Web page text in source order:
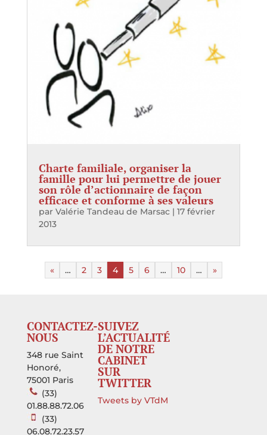
Charte familiale, organiser la
famille pour lui permettre de jouer
son rôle d’actionnaire de façon
efficace et conforme à ses valeurs
par Valérie Tandeau de Marsac| 17 février
2013
« … 2 3 4 5 6 … 10 … »
CONTACTEZ-
NOUS
348 rue Saint
Honoré,
75001 Paris
(33)
01.88.88.72.06
(33)
06.08.72.23.57
SUIVEZ
L’ACTUALITÉ
DE NOTRE
CABINET
SUR
TWITTER
Tweets by VTdM